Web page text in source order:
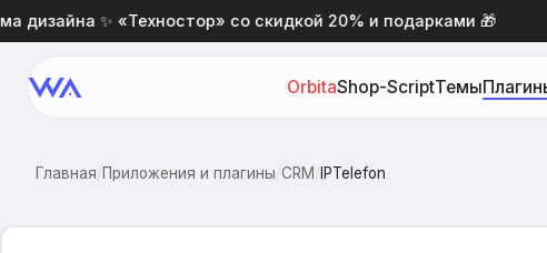
✨ «Техностор» со скидкой 20% и подарками 🎁
OrbitaShop-ScriptТемы
Главная/Приложения и плагины/CRM / IPTelefon